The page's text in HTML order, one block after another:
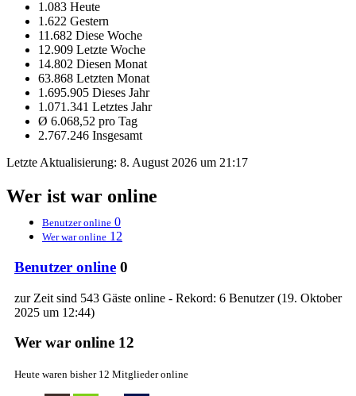
1.083 Heute
1.622 Gestern
11.682 Diese Woche
12.909 Letzte Woche
14.802 Diesen Monat
63.868 Letzten Monat
1.695.905 Dieses Jahr
1.071.341 Letztes Jahr
Ø 6.068,52 pro Tag
2.767.246 Insgesamt
Letzte Aktualisierung: 8. August 2026 um 21:17
Wer ist war online
Benutzer online 0
Wer war online 12
Benutzer online 0
zur Zeit sind 543 Gäste online - Rekord: 6 Benutzer (19. Oktober
2025 um 12:44)
Wer war online 12
Heute waren bisher 12 Mitglieder online